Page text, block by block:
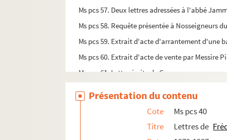
Ms pcs 57. Deux lettres adressées à l'abbé
Ms pcs 58. Requête présentée à Nosseigneurs
Ms pcs 59. Extrait d'acte d'arrantement d'une
Ms pcs 60. Extrait d'acte de vente par Messire
Ms pcs 61. Lettre écrite de Grasse au
Ms pcs 63. Lettre du marquis Donatien
Présentation du contenu
Cote
Ms pcs 40
Titre
Lettres de